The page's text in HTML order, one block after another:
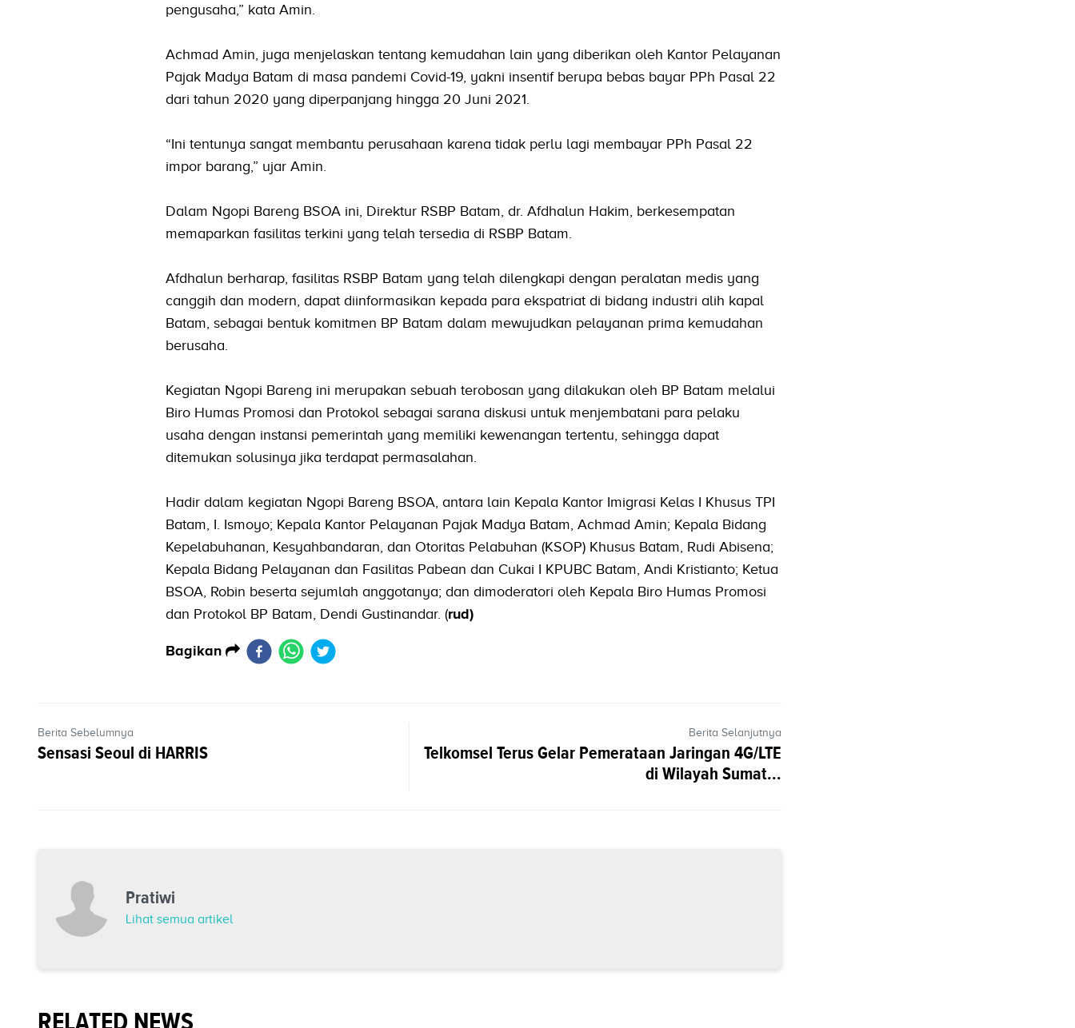
pengusaha,” kata Amin.
Achmad Amin, juga menjelaskan tentang kemudahan lain yang diberikan oleh Kantor Pelayanan
Pajak Madya Batam di masa pandemi Covid-19, yakni insentif berupa bebas bayar PPh Pasal 22
dari tahun 2020 yang diperpanjang hingga 20 Juni 2021.
“Ini tentunya sangat membantu perusahaan karena tidak perlu lagi membayar PPh Pasal 22
impor barang,” ujar Amin.
Dalam Ngopi Bareng BSOA ini, Direktur RSBP Batam, dr. Afdhalun Hakim, berkesempatan
memaparkan fasilitas terkini yang telah tersedia di RSBP Batam.
Afdhalun berharap, fasilitas RSBP Batam yang telah dilengkapi dengan peralatan medis yang
canggih dan modern, dapat diinformasikan kepada para ekspatriat di bidang industri alih kapal
Batam, sebagai bentuk komitmen BP Batam dalam mewujudkan pelayanan prima kemudahan
berusaha.
Kegiatan Ngopi Bareng ini merupakan sebuah terobosan yang dilakukan oleh BP Batam melalui
Biro Humas Promosi dan Protokol sebagai sarana diskusi untuk menjembatani para pelaku
usaha dengan instansi pemerintah yang memiliki kewenangan tertentu, sehingga dapat
ditemukan solusinya jika terdapat permasalahan.
Hadir dalam kegiatan Ngopi Bareng BSOA, antara lain Kepala Kantor Imigrasi Kelas I Khusus TPI
Batam, I. Ismoyo; Kepala Kantor Pelayanan Pajak Madya Batam, Achmad Amin; Kepala Bidang
Kepelabuhanan, Kesyahbandaran, dan Otoritas Pelabuhan (KSOP) Khusus Batam, Rudi Abisena;
Kepala Bidang Pelayanan dan Fasilitas Pabean dan Cukai I KPUBC Batam, Andi Kristianto; Ketua
BSOA, Robin beserta sejumlah anggotanya; dan dimoderatori oleh Kepala Biro Humas Promosi
dan Protokol BP Batam, Dendi Gustinandar. (rud)
Bagikan
Berita Sebelumnya
Sensasi Seoul di HARRIS
Berita Selanjutnya
Telkomsel Terus Gelar Pemerataan Jaringan 4G/LTE
di Wilayah Sumat...
Pratiwi
Lihat semua artikel